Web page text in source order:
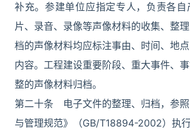
补充。参建单位应指定专人，负责各自
片、录音、录像等声像材料的收集、整
档的声像材料均应标注事由、时间、地
内容。工程建设重要阶段、重大事件、
整的声像材料归档。
第二十条 电子文件的整理、归档，参
与管理规范》（GB/T18894-2002）执行